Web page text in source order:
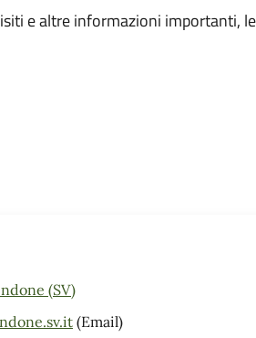
e altre informazioni importanti,
(SV)
(Email)